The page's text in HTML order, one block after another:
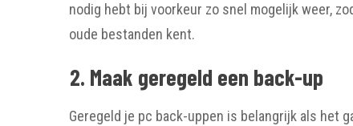
nodig hebt bij voorkeur zo snel mogelijk weer,
oude bestanden kent.
2. Maak geregeld een back-up
Geregeld je pc back-uppen is belangrijk als het